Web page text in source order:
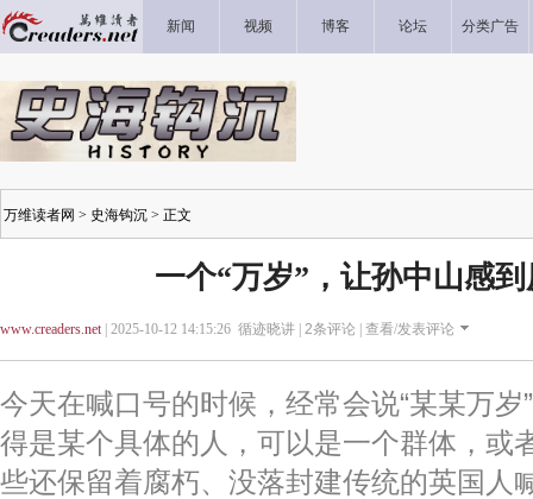
新闻 视频 博客 论坛 分类广告
万维读者网 > 史海钩沉 > 正文
一个“万岁”，让孙中山感
www.creaders.net| 2025-10-12 14:15:26 循迹晓讲 | 2条评论 | 查看/发表评论
今天在喊口号的时候，经常会说“某某万
得是某个具体的人，可以是一个群体，或
些还保留着腐朽、没落封建传统的英国人